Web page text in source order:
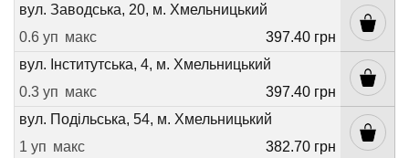
вул. Заводська, 20, м. Хмельницький
0.6 уп макс
397.40 грн
вул. Інститутська, 4, м. Хмельницький
0.3 уп макс
397.40 грн
вул. Подільська, 54, м. Хмельницький
1 уп макс
382.70 грн